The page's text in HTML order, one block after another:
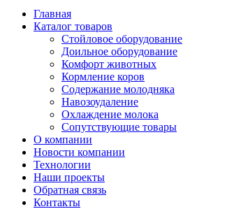
Главная
Каталог товаров
Стойловое оборудование
Доильное оборудование
Комфорт животных
Кормление коров
Содержание молодняка
Навозоудаление
Охлаждение молока
Сопутствующие товары
О компании
Новости компании
Технологии
Наши проекты
Обратная связь
Контакты